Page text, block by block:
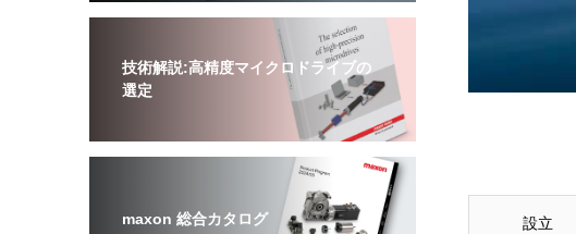
設立
技術解説:高精度マイクロドライブの
選定
maxon 総合カタログ